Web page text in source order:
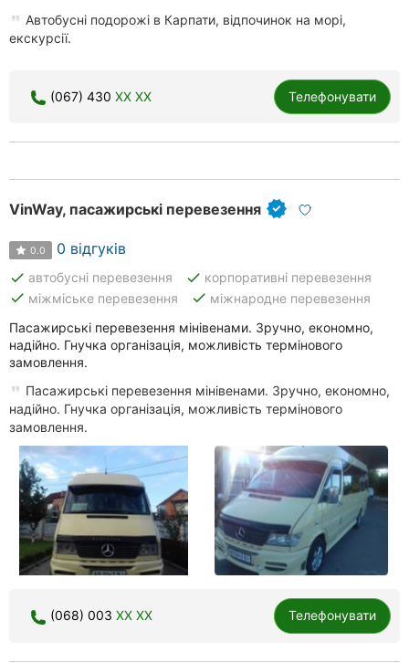
Автобусні подорожі в Карпати, відпочинок на морі,
екскурсії.
(067) 430 XX XX Телефонувати
VinWay, пасажирські перевезення
0.0 0 відгуків
done автобусні перевезення done корпоративні перевезення
done міжміське перевезення done міжнародне перевезення
Пасажирські перевезення мінівенами. Зручно, економно,
надійно. Гнучка організація, можливість термінового
замовлення.
Пасажирські перевезення мінівенами. Зручно, економно,
надійно. Гнучка організація, можливість термінового
замовлення.
(068) 003 XX XX Телефонувати